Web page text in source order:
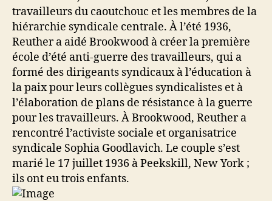
travailleurs du caoutchouc et les membres de la
hiérarchie syndicale centrale. À l’été 1936,
Reuther a aidé Brookwood à créer la première
école d’été anti-guerre des travailleurs, qui a
formé des dirigeants syndicaux à l’éducation à
la paix pour leurs collègues syndicalistes et à
l’élaboration de plans de résistance à la guerre
pour les travailleurs. À Brookwood, Reuther a
rencontré l’activiste sociale et organisatrice
syndicale Sophia Goodlavich. Le couple s’est
marié le 17 juillet 1936 à Peekskill, New York ;
ils ont eu trois enfants.